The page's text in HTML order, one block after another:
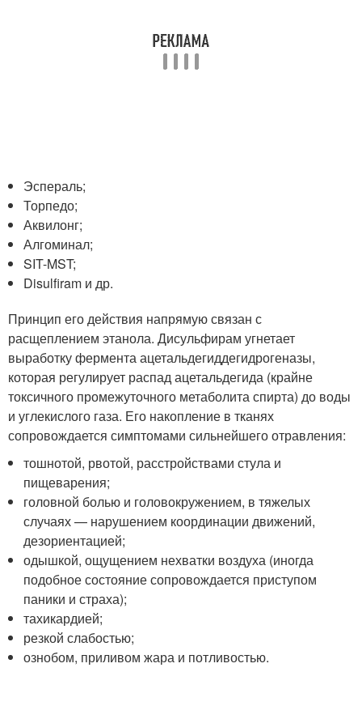
Эспераль;
Торпедо;
Аквилонг;
Алгоминал;
SIT-MST;
Disulfiram и др.
Принцип его действия напрямую связан с
расщеплением этанола. Дисульфирам угнетает
выработку фермента ацетальдегиддегидрогеназы,
которая регулирует распад ацетальдегида (крайне
токсичного промежуточного метаболита спирта) до воды
и углекислого газа. Его накопление в тканях
сопровождается симптомами сильнейшего отравления:
тошнотой, рвотой, расстройствами стула и
пищеварения;
головной болью и головокружением, в тяжелых
случаях — нарушением координации движений,
дезориентацией;
одышкой, ощущением нехватки воздуха (иногда
подобное состояние сопровождается приступом
паники и страха);
тахикардией;
резкой слабостью;
ознобом, приливом жара и потливостью.